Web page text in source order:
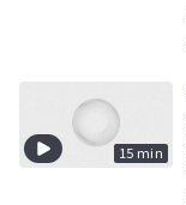
15 min